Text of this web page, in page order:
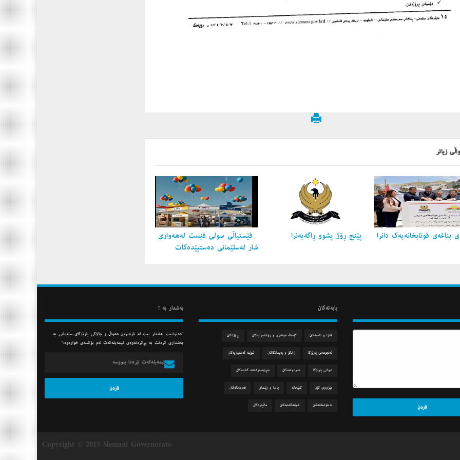
زیاتر
فێستیاڵی سولی فێست لەهەواری
شار لەسلێمانی دەستپێدەكات
پێنج ڕۆژ پشوو ڕاگه‌یه‌نرا بناغه‌ی قوتابخانه‌یه‌ك دانرا
به‌شدار به‌ !
"ده‌توانیت به‌شدار بیت له‌ تازه‌ترین هه‌واڵ و چالاكی پارێزگای سلێمانی به‌
به‌شداری كردنت به‌ پڕكردنه‌وه‌ی ئیمه‌یله‌كه‌ت له‌م بۆكسه‌ی خواره‌وه‌:"
بابه‌ته‌كان
قه‌زا و ناحیه‌كان كۆمه‌ڵه‌ هونه‌ری و رۆشنبیرییه‌كان پڕۆژه‌كان
ئه‌نجومه‌نی پارێزگا زانكۆ و په‌یمانگاكان شوێنه‌ گه‌شتیاریه‌كان
دیوانی پارێزگا شاره‌وانیه‌كان به‌ڕێوه‌به‌رایه‌تیه‌ گشتیه‌كان
مێژووی كۆن كتێبخانه‌ یاسا و رێنمای فه‌رمانگه‌كان
نه‌خۆشخانه‌كان شوێنه‌گشتیه‌كان ماڵپه‌ره‌كان
Copyright © 2015 Slemani Governorate.